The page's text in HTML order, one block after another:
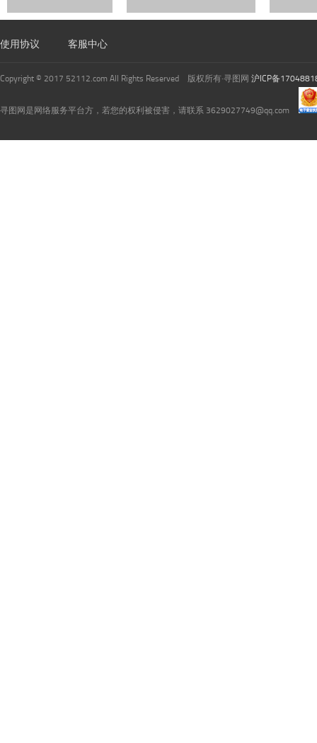
使用协议 客服中心
Copyright © 2017 52112.com All Rights Reserved 版权所有·寻图网 沪ICP备
寻图网是网络服务平台方，若您的权利被侵害，请联系 3629027749@qq.com